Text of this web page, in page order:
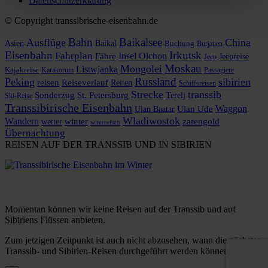
© Copyright transsibrische-eisenbahn.de
Asien Ausflüge Bahn Baikal Baikalsee Buchung Burjatien China
Eisenbahn Fahrplan Fähre Insel Olchon Irkutsk Jeep Jeepreise
Kajakreise Karakorum Listwjanka Mongolei Moskau Passagiere
Peking reisen Reiseverlauf Reiten Russland Schiffsreisen sibirien
Ski-Reise Sonderzug St. Petersburg Strecke Terelj transsib
Transsibirische Eisenbahn Ulan Baatar Ulan Ude Waggon
Wandern wetter winter witerreisen Wladiwostok zarengold
Übernachtung
REISEN AUF DER TRANSSIB UND IN SIBIRIEN
Momentan können wir keine Reisen auf der Transsib und auf
Sibiriens Flüssen anbieten.
Zum jetzigen Zeitpunkt ist auch nicht abzusehen, wann die nächsten
Transsib- und Sibirien-Reisen durchgeführt werden können.